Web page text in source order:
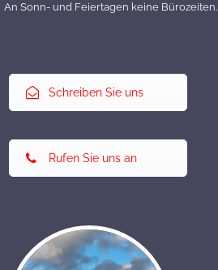
An Sonn- und Feiertagen keine Bürozeiten.
Schreiben Sie uns
Rufen Sie uns an